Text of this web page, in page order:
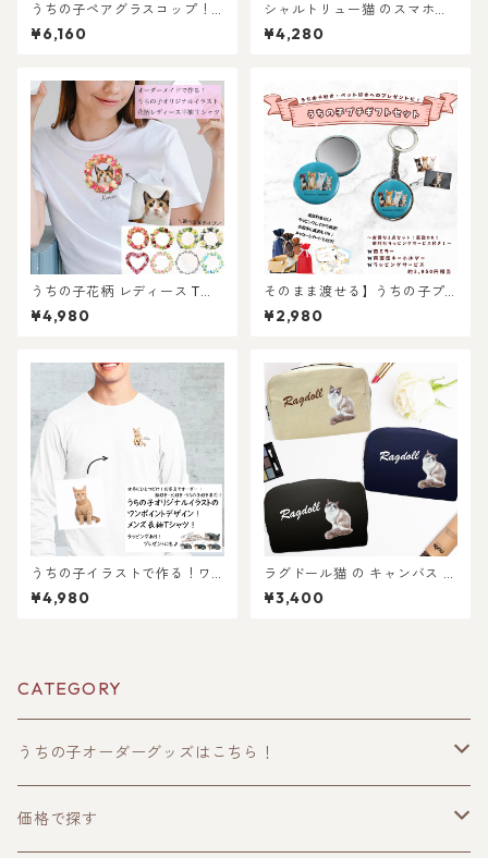
うちの子ペアグラスコップ！
犬猫うちの子好き専用！ペッ
トのお写真からイラスト作
グあり！ギフトやプレゼント
にもOK！
¥6,160
シャルトリュー猫 のスマホシ
ョルダーミニバッグ / 注目の
ミニショルダーバッグを推し
も選ばれています！
¥4,280
うちの子花柄 レディース Tシ
ャツ /オーダーメイド で作
る！ 猫好き犬好きの女性に！
正何度でもOK！プレゼント ギ
フトに ♪ラッピングもあり！
犬好き、猫好き、うちの子好
きに！ギフトにも選ばれてい
ます！
¥4,980
そのまま渡せる】うちの子プ
チギフトセット｜缶ミラーと
両面キーホルダーのお手軽プ
なイラスト作成・ラッピング
無料・ペット好き・犬好き・
猫好きへのプレゼントに！！
ラッピングあり！父の日・母
の日のギフトギフトに！
¥2,980
うちの子イラストで作る！ワ
ンポイントメンズ長袖Tシャ
ツ！猫好き・犬好き・うちの
¥4,980
ラグドール猫 の キャンバス メ
イク ポーチ 〜シンプル〜
¥3,400
CATEGORY
うちの子オーダーグッズはこちら！
うちの子トップス
価格で探す